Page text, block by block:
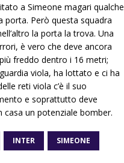
a Simeone magari qualche
porta. Però questa squadra
la porta la trova. Una
è vero che deve ancora
freddo dentro i 16 metri;
viola, ha lottato e ci ha
reti viola c’è il suo
e soprattutto deve
un potenziale bomber.
INTER SIMEONE